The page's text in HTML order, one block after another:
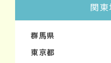
関
群馬県
東京都